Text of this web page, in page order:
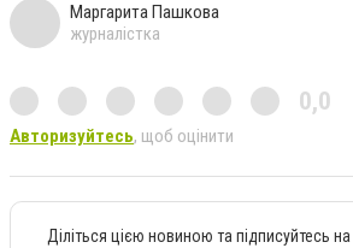
Маргарита Пашкова
журналістка
0,0
Авторизуйтесь, щоб оцінити
Діліться цією новиною та підписуйтесь